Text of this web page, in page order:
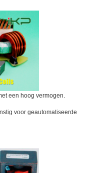
een hoog vermogen.
voor geautomatiseerde